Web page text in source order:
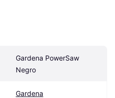
Gardena PowerSaw
Negro
Gardena